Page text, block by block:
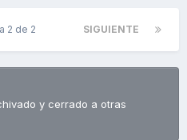
SIGUIENTE
2 de 2
y cerrado a otras